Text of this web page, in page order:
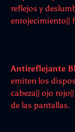
reflejos y
enrojecimiento||
Antireflejante
emiten los
cabeza|| ojo
de las pantallas.